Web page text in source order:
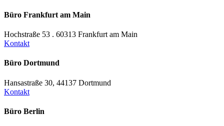
Büro Frankfurt am Main
Hochstraße 53 . 60313 Frankfurt am Main
Kontakt
Büro Dortmund
Hansastraße 30, 44137 Dortmund
Kontakt
Büro Berlin